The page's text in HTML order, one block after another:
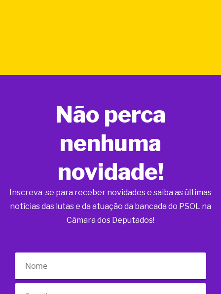
Não perca
nenhuma
novidade!
Inscreva-se para receber novidades e saiba as últimas
notícias das lutas e da atuação da bancada do PSOL na
Câmara dos Deputados!